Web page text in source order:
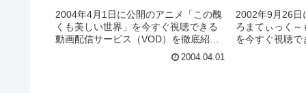
2004年4月1日に公開のアニメ「この醜
くも美しい世界」を今すぐ視聴できる
動画配信サービス（VOD）を徹底紹
介。あらすじやキャスト・声優、スタ
ッフ、主題歌の情報はもちろん、実際
2004.04.01
ービスを紹
2002年9月26日
ろまてぃっく～
を今すぐ視聴で
（VOD）を徹
スト・声優、